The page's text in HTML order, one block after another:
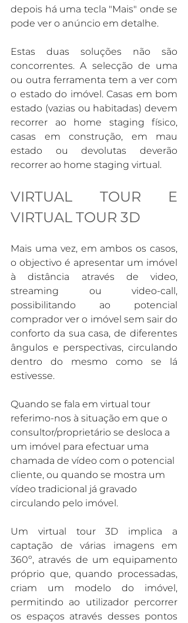
depois há uma tecla "Mais" onde se
pode ver o anúncio em detalhe.
Estas duas soluções não são
concorrentes. A selecção de uma
ou outra ferramenta tem a ver com
o estado do imóvel. Casas em bom
estado (vazias ou habitadas) devem
recorrer ao home staging físico,
casas em construção, em mau
estado ou devolutas deverão
recorrer ao home staging virtual.
VIRTUAL TOUR E
VIRTUAL TOUR 3D
Mais uma vez, em ambos os casos,
o objectivo é apresentar um imóvel
à distância através de video,
streaming ou video-call,
possibilitando ao potencial
comprador ver o imóvel sem sair do
conforto da sua casa, de diferentes
ângulos e perspectivas, circulando
dentro do mesmo como se lá
estivesse.
Quando se fala em virtual tour
referimo-nos à situação em que o
consultor/proprietário se desloca a
um imóvel para efectuar uma
chamada de vídeo com o potencial
cliente, ou quando se mostra um
vídeo tradicional já gravado
circulando pelo imóvel.
Um virtual tour 3D implica a
captação de várias imagens em
360º, através de um equipamento
próprio que, quando processadas,
criam um modelo do imóvel,
permitindo ao utilizador percorrer
os espaços através desses pontos